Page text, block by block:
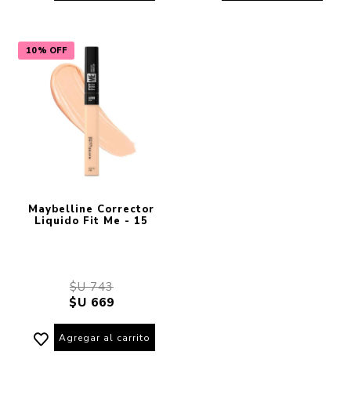
10% OFF
Maybelline Corrector
Liquido Fit Me - 15
$U 743
$U 669
Agregar al carrito